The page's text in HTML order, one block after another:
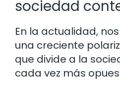
sociedad
En la actualidad,
una creciente
que divide a la
cada vez más